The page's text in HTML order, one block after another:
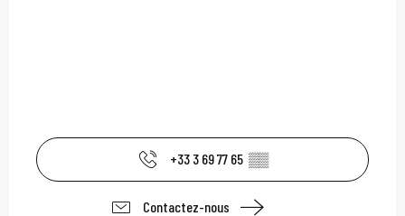
+33 3 69 77 65 ▒▒
Contactez-nous